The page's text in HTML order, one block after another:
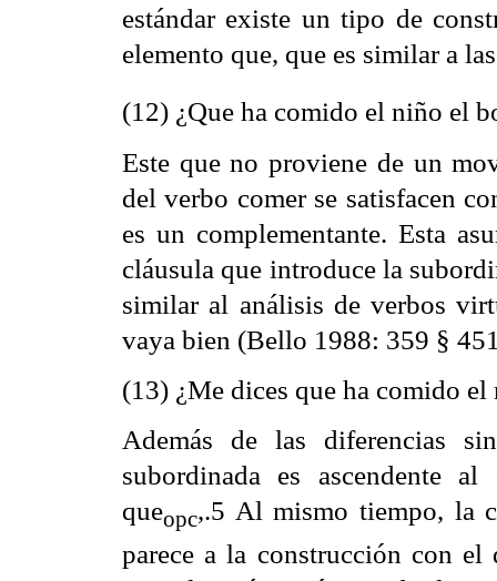
estándar existe un tipo de
elemento que, que es similar a
(12) ¿Que ha comido el niño el
Este que no proviene de un
del verbo comer se satisfacen
es un complementante. Esta
cláusula que introduce la
similar al análisis de verbos
vaya bien (Bello 1988: 359 §
(13) ¿Me dices que ha comido
Además de las diferencias
subordinada es ascendente
queopc,.5 Al mismo tiempo, la
parece a la construcción con el